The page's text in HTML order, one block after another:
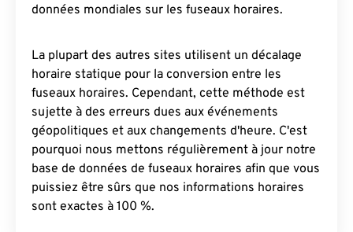
données mondiales sur les fuseaux horaires.
La plupart des autres sites utilisent un décalage
horaire statique pour la conversion entre les
fuseaux horaires. Cependant, cette méthode est
sujette à des erreurs dues aux événements
géopolitiques et aux changements d'heure. C'est
pourquoi nous mettons régulièrement à jour notre
base de données de fuseaux horaires afin que vous
puissiez être sûrs que nos informations horaires
sont exactes à 100 %.